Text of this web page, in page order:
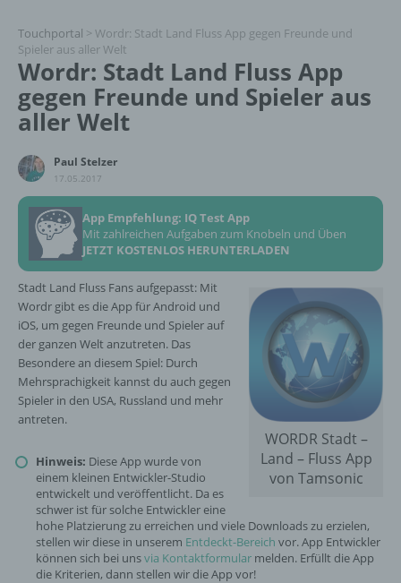
Touchportal > Wordr: Stadt Land Fluss App gegen Freunde und
Spieler aus aller Welt
Wordr: Stadt Land Fluss App
gegen Freunde und Spieler aus
aller Welt
Paul Stelzer
17.05.2017
App Empfehlung: IQ Test App
Mit zahlreichen Aufgaben zum Knobeln und Üben
JETZT KOSTENLOS HERUNTERLADEN
WORDR Stadt –
Land – Fluss App
von Tamsonic
Stadt Land Fluss Fans aufgepasst: Mit
Wordr gibt es die App für Android und
iOS, um gegen Freunde und Spieler auf
der ganzen Welt anzutreten. Das
Besondere an diesem Spiel: Durch
Mehrsprachigkeit kannst du auch gegen
Spieler in den USA, Russland und mehr
antreten.
Hinweis: Diese App wurde von
einem kleinen Entwickler-Studio
entwickelt und veröffentlicht. Da es
schwer ist für solche Entwickler eine
hohe Platzierung zu erreichen und viele Downloads zu erzielen,
stellen wir diese in unserem Entdeckt-Bereich vor. App Entwickler
können sich bei unsvia Kontaktformular melden. Erfüllt die App
die Kriterien, dann stellen wir die App vor!